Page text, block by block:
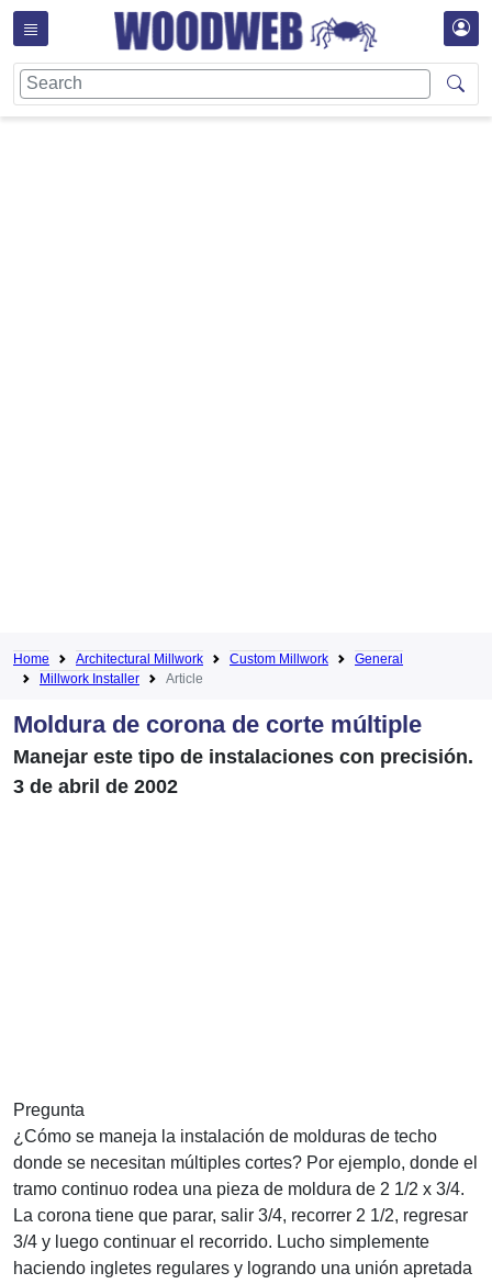
Home Architectural Millwork Custom Millwork
General
Millwork Installer
Article
Moldura de corona de corte múltiple
Manejar este tipo de instalaciones con precisión.
3 de abril de 2002
Pregunta
¿Cómo se maneja la instalación de molduras de techo
donde se necesitan múltiples cortes? Por ejemplo, donde el
tramo continuo rodea una pieza de moldura de 2 1/2 x 3/4.
La corona tiene que parar, salir 3/4, recorrer 2 1/2, regresar
3/4 y luego continuar el recorrido. Lucho simplemente
haciendo ingletes regulares y logrando una unión apretada